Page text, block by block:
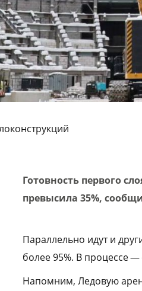
Готовность первого
превысила 35%,
Параллельно идут и
более 95%. В процессе —
Напомним, Ледовую